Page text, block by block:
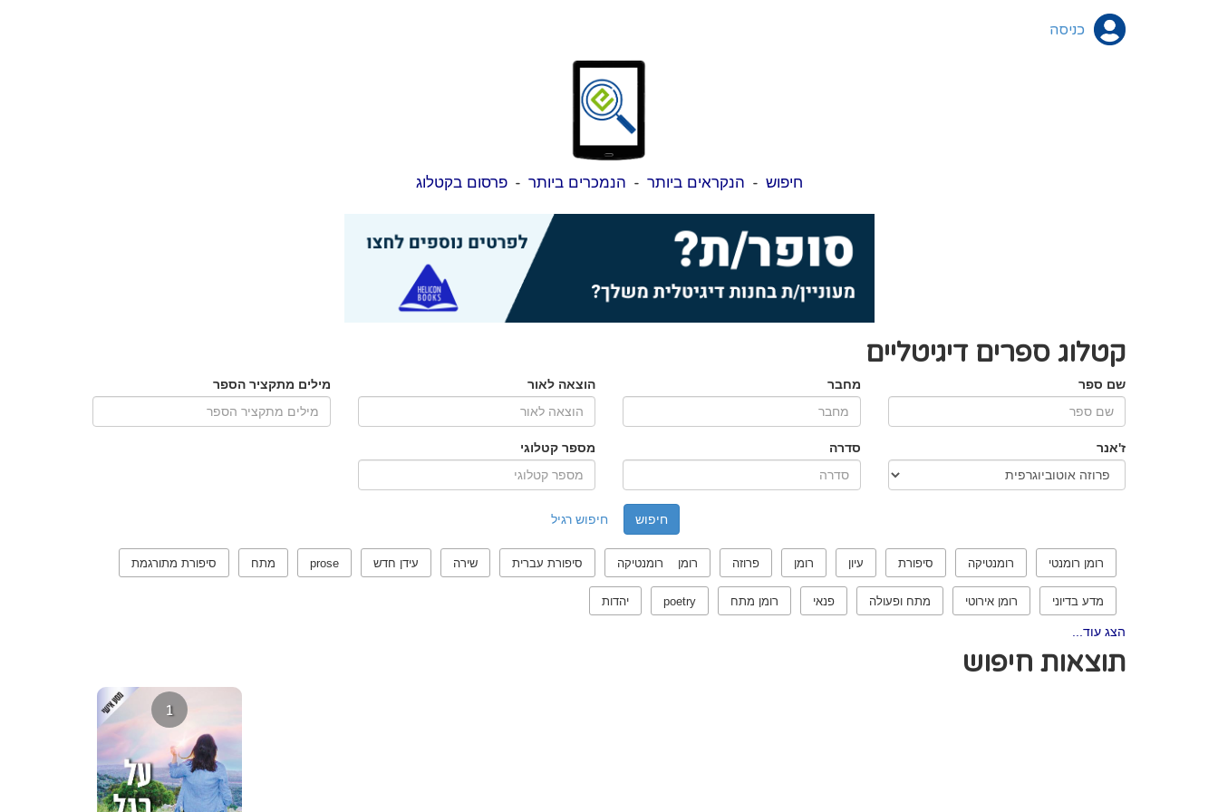
כניסה
חיפוש - הנקראים ביותר - הנמכרים ביותר -פרסום בקטלוג
קטלוג ספרים דיגיטליים
שם ספר מחבר הוצאה לאור מילים מתקציר הספר
ז'אנר סדרה מספר קטלוגי
חיפוש רגיל
רומן רומנטי רומנטיקה סיפורת עיון רומן פרוזה רומן רומנטיקה סיפורת עברית שירה עידן חדש prose מתח סיפורת מתורגמת
מדע בדיוני רומן אירוטי מתח ופעולה פנאי רומן מתח poetry יהדות
הצג עוד...
תוצאות חיפוש
1